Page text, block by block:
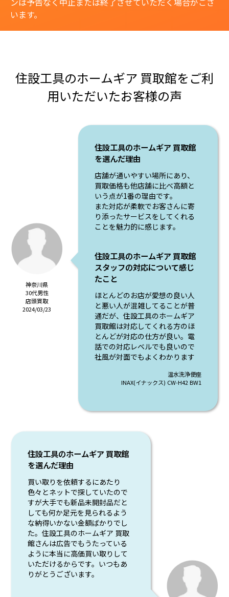
います。
住設工具のホームギア 買取館をご利
用いただいたお客様の声
神奈川県
30代男性
店頭買取
2024/03/23
住設工具のホームギア 買取館
を選んだ理由
店舗が通いやすい場所にあり、
買取価格も他店舗に比べ高額と
いう点が1番の理由です。
また対応が柔軟でお客さんに寄
り添ったサービスをしてくれる
ことを魅力的に感じます。
住設工具のホームギア 買取館
スタッフの対応について感じ
たこと
ほとんどのお店が愛想の良い人
と悪い人が混雑してることが普
通だが、住設工具のホームギア
買取館は対応してくれる方のほ
とんどが対応の仕方が良い。電
話での対応レベルでも良いので
社風が対面でもよくわかります
温水洗浄便座
INAX(イナックス) CW-H42 BW1
住設工具のホームギア 買取館
を選んだ理由
買い取りを依頼するにあたり
色々とネットで探していたので
すが大手でも新品未開封品だと
しても何か足元を見られるよう
な納得いかない金額ばかりでし
た。住設工具のホームギア 買取
館さんは広告でもうたっている
ように本当に高価買い取りして
いただけるからです。いつもあ
りがとうございます。